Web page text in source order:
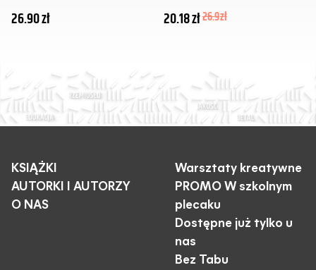
26.90zł 20.18zł26.9zł
KSIĄŻKI
AUTORKI I AUTORZY
O NAS
Warsztaty kreatywne
PROMO W szkolnym
plecaku
Dostępne już tylko u
nas
Bez Tabu